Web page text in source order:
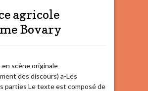
agricole
Bovary
en scène originale
des discours) a-Les
parties Le texte est composé de